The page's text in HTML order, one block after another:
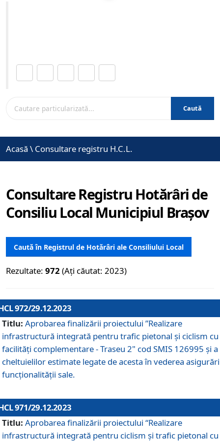
Caută
Acasă \ Consultare registru H.C.L.
Consultare Registru Hotărâri de
Consiliu Local Municipiul Brașov
Caută în Registrul de Hotărâri ale Consiliului Local
Rezultate: 972 (Ați căutat: 2023)
972/29.12.2023
Titlu: Aprobarea finalizării proiectului ”Realizare
infrastructură integrată pentru trafic pietonal și ciclism cu
facilități complementare - Traseu 2" cod SMIS 126995 și a
cheltuielilor estimate legate de acesta în vederea
funcționalității sale.
971/29.12.2023
Titlu: Aprobarea finalizării proiectului “Realizare
infrastructură integrată pentru ciclism şi trafic pietonal cu